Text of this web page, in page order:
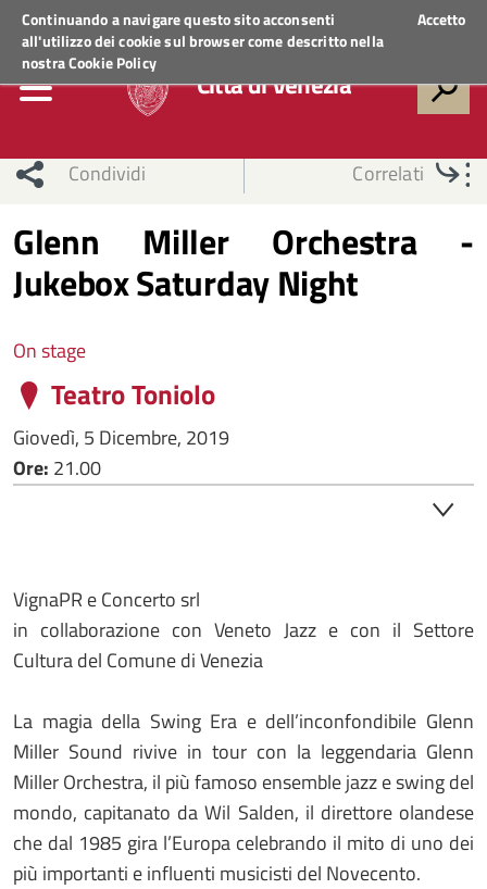
Continuando a navigare questo sito acconsenti
all'utilizzo dei cookie sul browser come descritto nella
nostraCookie Policy
Accetto
Regione VenetoACCEDI AI SERVIZI
Città di Venezia
Condividi Correlati
Glenn Miller Orchestra -
Jukebox Saturday Night
On stage
Teatro Toniolo
Giovedì, 5 Dicembre, 2019
Ore: 21.00
VignaPR e Concerto srl
in collaborazione con Veneto Jazz e con il Settore
Cultura del Comune di Venezia
La magia della Swing Era e dell’inconfondibile Glenn
Miller Sound rivive in tour con la leggendaria Glenn
Miller Orchestra, il più famoso ensemble jazz e swing del
mondo, capitanato da Wil Salden, il direttore olandese
che dal 1985 gira l’Europa celebrando il mito di uno dei
più importanti e influenti musicisti del Novecento.